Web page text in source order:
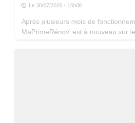
Le 30/07/2026 - 16h08
Après plusieurs mois de
MaPrimeRénov' est à nouveau sur